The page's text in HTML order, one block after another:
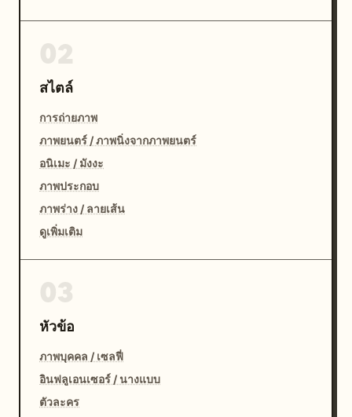
สไตล์
การถ่ายภาพ
ภาพยนตร์ / ภาพนิ่งจากภาพยนตร์
อนิเมะ / มังงะ
ภาพประกอบ
ภาพร่าง / ลายเส้น
ดูเพิ่มเติม
หัวข้อ
ภาพบุคคล / เซลฟี่
อินฟลูเอนเซอร์ / นางแบบ
ตัวละคร